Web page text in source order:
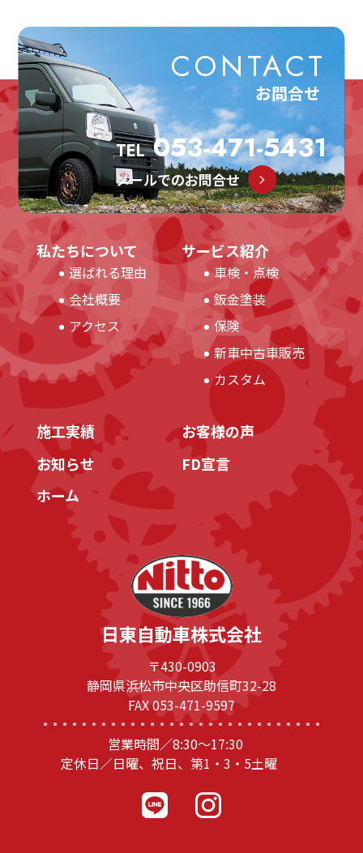
CONTACT
お問合せ
TEL053-471-5431
メールでのお問合せ
日東自動車株式会社
〒430-0903
静岡県浜松市中央区助信町32-28
FAX 053-471-9597
営業時間／8:30～17:30
定休日／日曜、祝日、第1・3・5土曜
私たちについて
選ばれる理由
会社概要
アクセス
サービス紹介
車検・点検
鈑金塗装
保険
新車中古車販売
カスタム
施工実績
お客様の声
お知らせ
FD宣言
ホーム